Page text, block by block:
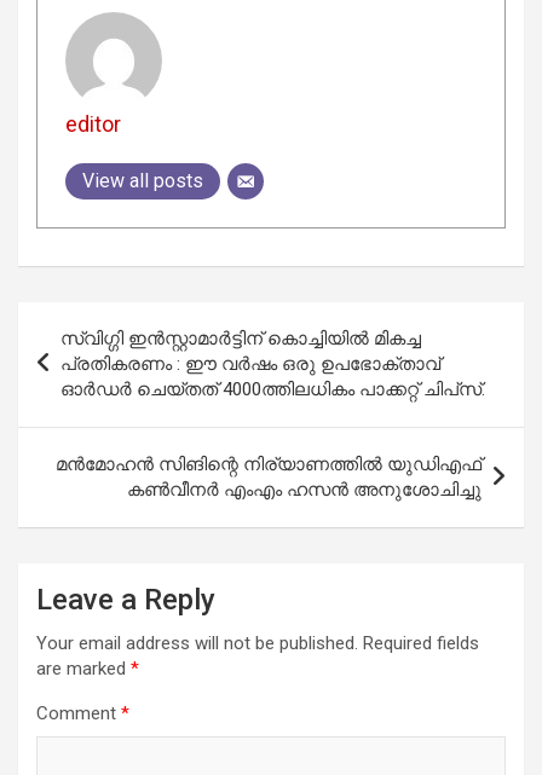
editor
View all posts
navigation
സ്വിഗ്ഗി ഇന്‍സ്റ്റാമാര്‍ട്ടിന് കൊച്ചിയില്‍ മികച്ച
പ്രതികരണം : ഈ വര്‍ഷം ഒരു ഉപഭോക്താവ്
ഓര്‍ഡര്‍ ചെയ്തത് 4000ത്തിലധികം പാക്കറ്റ് ചിപ്‌സ്.
മന്‍മോഹന്‍ സിങിന്റെ നിര്യാണത്തില്‍ യുഡിഎഫ്
കണ്‍വീനര്‍ എംഎം ഹസന്‍ അനുശോചിച്ചു
Leave a Reply
Your email address will not be published. Required fields
are marked *
Comment *